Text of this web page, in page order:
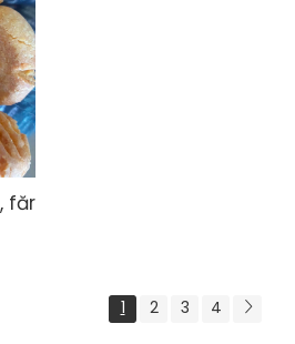
lactoză, fără zahăr
1 2 3 4